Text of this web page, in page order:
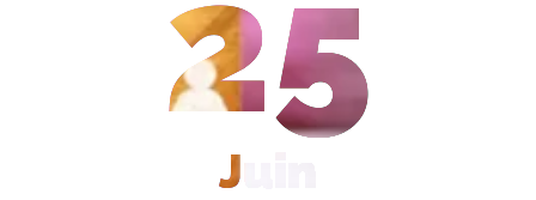
25
Juin